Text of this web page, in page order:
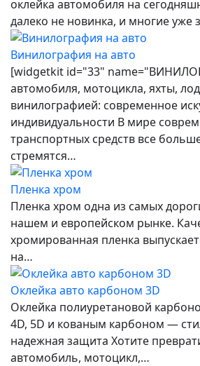
оклейка автомобиля на
далеко не новинка, и многие уже
Винилография на авто
[widgetkit id="33"
автомобиля, мотоцикла, яхты,
винилографией: современное
индивидуальности В мире
транспортных средств все
стремятся…
Пленка хром
Пленка хром одна из самых
нашем и европейском рынке.
хромированная пленка
на…
Оклейка авто карбоном 3D
Оклейка полиуретановой
4D, 5D и кованым карбоном —
надежная защита Хотите
автомобиль, мотоцикл,…